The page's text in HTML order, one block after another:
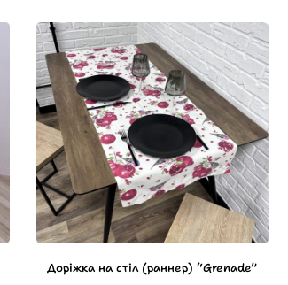
Доріжка на стіл (раннер) “Grenade”